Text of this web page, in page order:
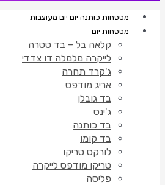
מטפחות כותנה יום יום מעוצבות
מטפחות יום
קלאה בל – בד טטרה
לייקרה מלמלה דו צדדי
ג'קרד תחרה
אריג מודפס
בד גובלן
ג'ינס
בד כותנה
בד קומו
לורקס טריקו
טריקו מודפס לייקרה
פליסה